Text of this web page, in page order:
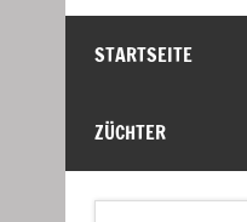
STARTSEITE
ZÜCHTER